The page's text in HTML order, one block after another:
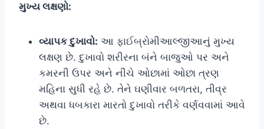
મુખ્ય લક્ષણો:
વ્યાપક દુખાવો: આ ફાઈબ્રોમીઆલ્જીઆનું મુખ્ય
લક્ષણ છે. દુખાવો શરીરના બંને બાજુઓ પર અને
કમરની ઉપર અને નીચે ઓછામાં ઓછા ત્રણ
મહિના સુધી રહે છે. તેને ઘણીવાર બળતરા, તીવ્ર
અથવા ધબકારા મારતો દુખાવો તરીકે વર્ણવવામાં આવે
છે.